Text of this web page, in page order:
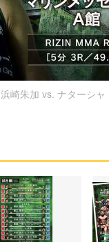
浜崎朱加 vs. ナターシャ